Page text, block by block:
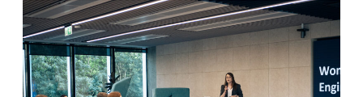
Lost
and
found:
women